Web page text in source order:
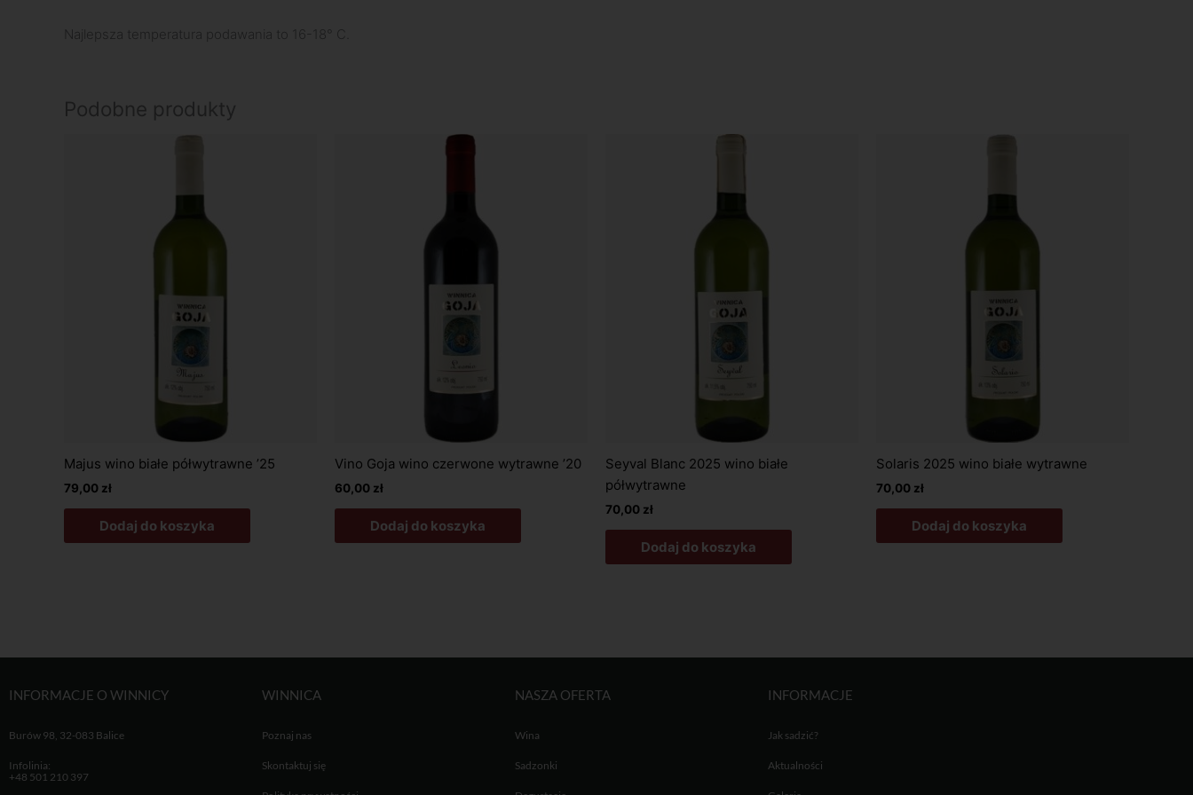
Najlepsza temperatura podawania to 16-18° C.
Podobne produkty
Majus wino białe półwytrawne ’25
79,00 zł
Dodaj do koszyka
Vino Goja wino czerwone wytrawne ’20
60,00 zł
Dodaj do koszyka
Seyval Blanc 2025 wino białe
półwytrawne
70,00 zł
Dodaj do koszyka
Solaris 2025 wino białe wytrawne
70,00 zł
Dodaj do koszyka
INFORMACJE O WINNICY
Burów 98, 32-083 Balice
Infolinia:
+48 501 210 397
WINNICA
Poznaj nas
Skontaktuj się
NASZA OFERTA
Wina
Sadzonki
INFORMACJE
Jak sadzić?
Aktualności